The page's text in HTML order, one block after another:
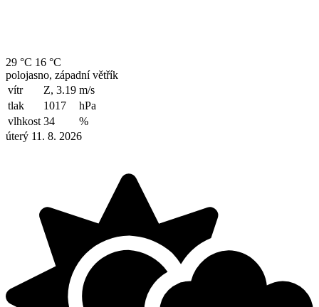
29 °C 16 °C
polojasno, západní větřík
vítr
Z, 3.19 m/s
tlak
1017
hPa
vlhkost 34
%
úterý 11. 8. 2026